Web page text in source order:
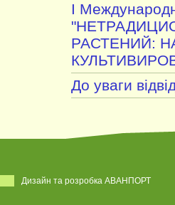
I
РАСТЕНИЙ:
До уваги
Дизайн та розробка АВАНПОРТ